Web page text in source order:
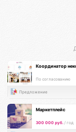
Координатор
По согласованию
Предложение
Маркетплейс
300 000 руб. / год